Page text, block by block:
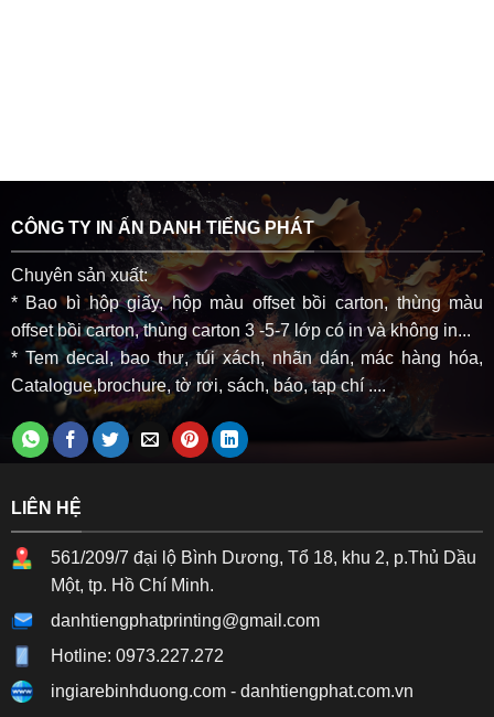
CÔNG TY IN ẤN DANH TIẾNG PHÁT
Chuyên sản xuất:
* Bao bì hộp giấy, hộp màu offset bồi carton, thùng màu
offset bồi carton, thùng carton 3 -5-7 lớp có in và không in...
* Tem decal, bao thư, túi xách, nhãn dán, mác hàng hóa,
Catalogue,brochure, tờ rơi, sách, báo, tạp chí ....
LIÊN HỆ
561/209/7 đại lộ Bình Dương, Tổ 18, khu 2, p.Thủ Dầu
Một, tp. Hồ Chí Minh.
danhtiengphatprinting@gmail.com
Hotline: 0973.227.272
ingiarebinhduong.com- danhtiengphat.com.vn